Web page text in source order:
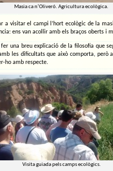
Masia ca n’Oliveró. Agricultura ecològica.
a visitar el campi l’hort ecològic de la
ens van acollir amb els braços oberts i
una breu explicació de la filosofia que
les dificultats que això comporta, però
ho amb respecte.
Visita guiada pels camps ecològics.